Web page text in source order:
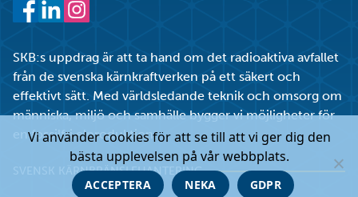
SKB:s uppdrag är att ta hand om det radioaktiva avfallet
från de svenska kärnkraftverken på ett säkert och
effektivt sätt. Med världsledande teknik och omsorg om
människa, miljö och samhälle bygger vi möjligheter för
en fossilfri elproduktion.
SVENSK KÄRNBRÄNSLEHANTERING
Vi använder cookies för att se till att vi ger dig den
bästa upplevelsen på vår webbplats.
ACCEPTERA NEKA GDPR